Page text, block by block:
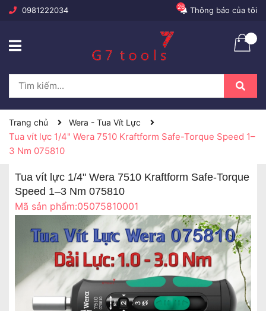
0981222034 Thông báo của tôi
26
Trang chủ Wera - Tua Vít Lực
Tua vít lực 1/4" Wera 7510 Kraftform Safe-Torque Speed 1–
3 Nm 075810
Tua vít lực 1/4" Wera 7510 Kraftform Safe-Torque
Speed 1–3 Nm 075810
Mã sản phẩm:05075810001